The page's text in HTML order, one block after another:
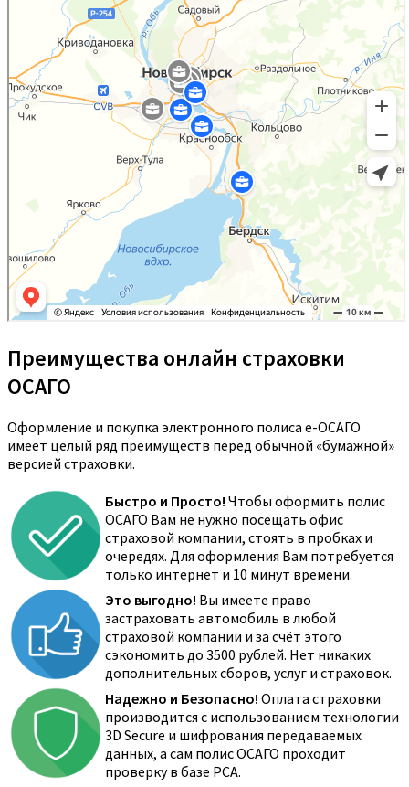
Преимущества онлайн страховки
ОСАГО
Оформление и покупка электронного полиса е-ОСАГО
имеет целый ряд преимуществ перед обычной «бумажной»
версией страховки.
Быстро и Просто! Чтобы оформить полис
ОСАГО Вам не нужно посещать офис
страховой компании, стоять в пробках и
очередях. Для оформления Вам потребуется
только интернет и 10 минут времени.
Это выгодно! Вы имеете право
застраховать автомобиль в любой
страховой компании и за счёт этого
сэкономить до 3500 рублей. Нет никаких
дополнительных сборов, услуг и страховок.
Надежно и Безопасно! Оплата страховки
производится с использованием технологии
3D Secure и шифрования передаваемых
данных, а сам полис ОСАГО проходит
проверку в базе РСА.